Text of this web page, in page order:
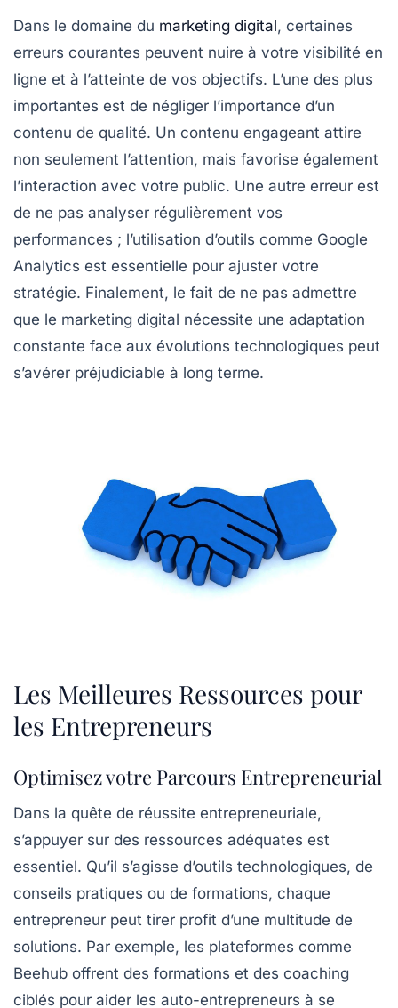
Dans le domaine du marketing digital, certaines
erreurs courantes peuvent nuire à votre visibilité en
ligne et à l’atteinte de vos objectifs. L’une des plus
importantes est de négliger l’importance d’un
contenu de qualité. Un contenu engageant attire
non seulement l’attention, mais favorise également
l’interaction avec votre public. Une autre erreur est
de ne pas analyser régulièrement vos
performances ; l’utilisation d’outils comme Google
Analytics est essentielle pour ajuster votre
stratégie. Finalement, le fait de ne pas admettre
que le marketing digital nécessite une adaptation
constante face aux évolutions technologiques peut
s’avérer préjudiciable à long terme.
Les Meilleures Ressources pour
les Entrepreneurs
Optimisez votre Parcours Entrepreneurial
Dans la quête de réussite entrepreneuriale,
s’appuyer sur des ressources adéquates est
essentiel. Qu’il s’agisse d’outils technologiques, de
conseils pratiques ou de formations, chaque
entrepreneur peut tirer profit d’une multitude de
solutions. Par exemple, les plateformes comme
Beehub offrent des formations et des coaching
ciblés pour aider les auto-entrepreneurs à se